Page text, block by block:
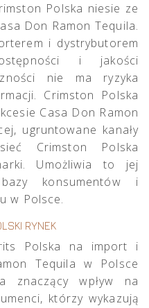
Polska niesie ze
Don Ramon Tequila.
i dystrybutorem
i jakości
nie ma ryzyka
Crimston Polska
Casa Don Ramon
ugruntowane kanały
Crimston Polska
Umożliwia to jej
konsumentów i
w Polsce.
RYNEK
Polska na import i
Tequila w Polsce
znaczący wpływ na
którzy wykazują